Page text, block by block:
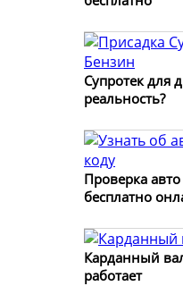
Супротек для
реальность?
Проверка
бесплатно
Карданный
работает